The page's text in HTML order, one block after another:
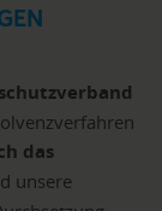
das
unsere